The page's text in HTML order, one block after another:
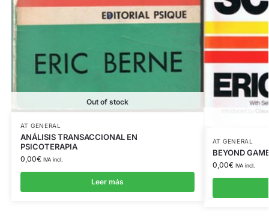
Out of stock
AT GENERAL
ANÁLISIS TRANSACCIONAL EN
PSICOTERAPIA
0,00€ IVA incl.
Leer más
AT GENERAL
BEYOND
0,00€ IVA incl.